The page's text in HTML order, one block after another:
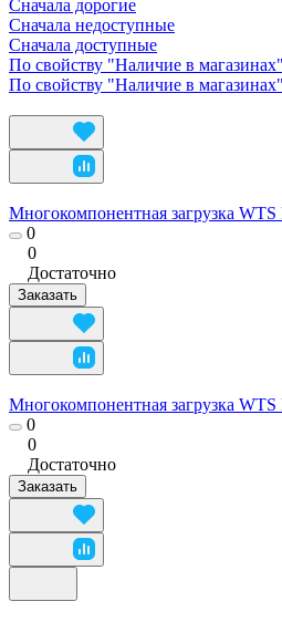
Сначала дорогие
Сначала недоступные
Сначала доступные
По свойству "Наличие в
По свойству "Наличие в
Многокомпонентная загрузка
0
0
Достаточно
Заказать
Многокомпонентная загрузка
0
0
Достаточно
Заказать